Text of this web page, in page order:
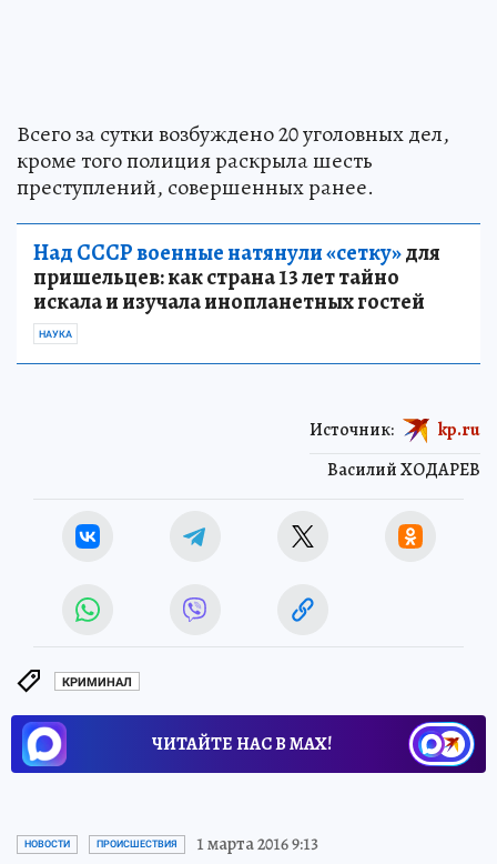
Всего за сутки возбуждено 20 уголовных дел,
кроме того полиция раскрыла шесть
преступлений, совершенных ранее.
Над СССР военные натянули «сетку»для
пришельцев: как страна 13 лет тайно
искала и изучала инопланетных гостей
НАУКА
Василий ХОДАРЕВ
Источник: kp.ru
КРИМИНАЛ
ЧИТАЙТЕ НАС В МАХ!
НОВОСТИ ПРОИСШЕСТВИЯ 1 марта 2016 9:13